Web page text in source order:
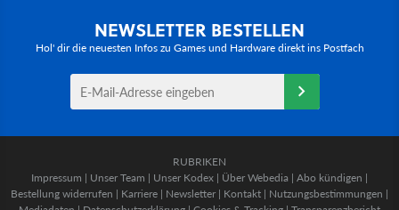
NEWSLETTER BESTELLEN
Hol' dir die neuesten Infos zu Games und Hardware direkt ins Postfach
RUBRIKEN
Impressum | Unser Team | Unser Kodex | Über Webedia | Abo kündigen |
Bestellung widerrufen | Karriere | Newsletter | Kontakt | Nutzungsbestimmungen |